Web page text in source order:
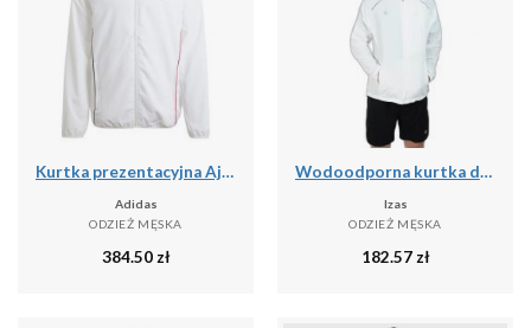
Kurtka prezentacyjna Ajax Amsterdam 2025/26
Adidas
ODZIEŻ MĘSKA
384.50 zł
Wodoodporna kurtka do biegania Izas Brezel II
Izas
ODZIEŻ MĘSKA
182.57 zł